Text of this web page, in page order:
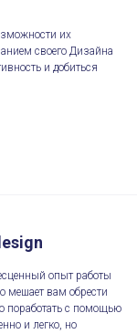
их
своего Дизайна
и добиться
опыт работы
мешает вам обрести
поработать с помощью
и легко, но